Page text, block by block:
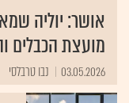
אושר: יוליה
מועצת הכבלים
03.05.2026 נבו טרבלסי